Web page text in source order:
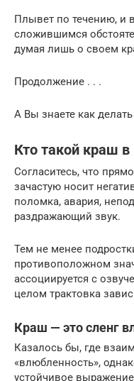
Плывет по течению, и
сложившимся
думая лишь о своем
Продолжение . . .
А Вы знаете как
Кто такой краш
Согласитесь, что
зачастую носит
поломка, авария,
раздражающий звук.
Тем не менее
противоположном
ассоциируется с
целом трактовка
Краш — это сленг
Казалось бы, где
«влюбленность»,
устойчивое